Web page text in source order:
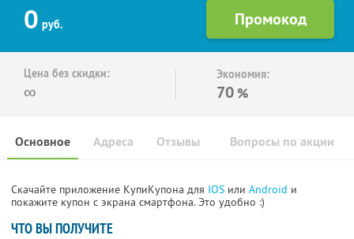
0 руб.
Цена без скидки:
∞
Экономия:
70 %
Основное Отзывы Вопросы по акции
Адреса
Скачайте приложение КупиКупона для IOS или Android и
покажите купон с экрана смартфона. Это удобно :)
ЧТО ВЫ ПОЛУЧИТЕ